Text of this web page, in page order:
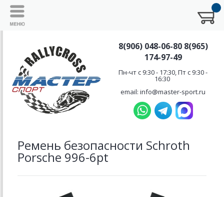
8(906) 048-06-80 8(965)
174-97-49
Пн-чт с 9:30 - 17:30, Пт с 9:30 -
16:30
email: info@master-sport.ru
Ремень безопасности Schroth
Porsche 996-6pt